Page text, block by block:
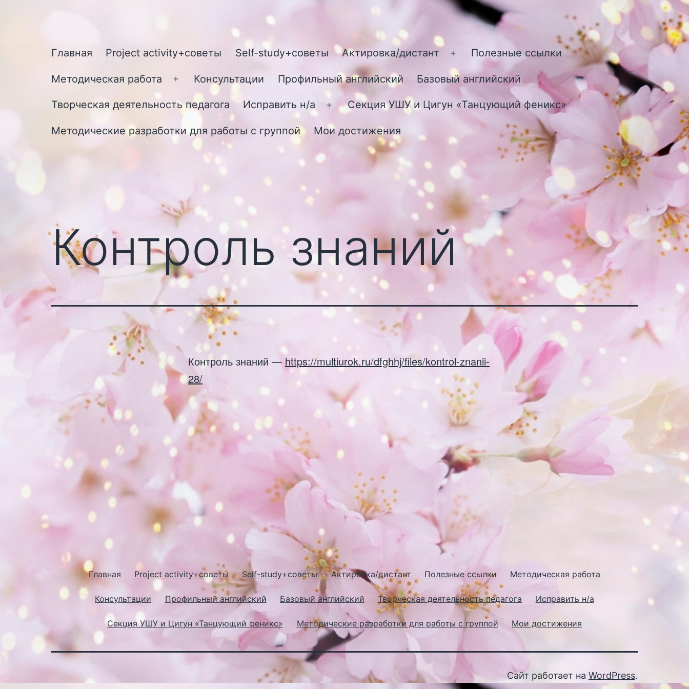
Главная Project activity+советы Self-study+советы Актировка/дистант
Открыть
меню
Полезные ссылки
Методическая работа
Открыть
меню
Консультации Профильный английский Базовый английский
Творческая деятельность педагога Исправить н/а
Открыть
меню
Секция УШУ и Цигун «Танцующий феникс»
Методические разработки для работы с группой Мои достижения
Контроль знаний
Контроль знаний — https://multiurok.ru/dfghhj/files/kontrol-znanii-
28/
Главная Project activity+советы Self-study+советы Актировка/дистант Полезные ссылки Методическая работа
Консультации Профильный английский Базовый английский Творческая деятельность педагога Исправить н/а
Секция УШУ и Цигун «Танцующий феникс» Методические разработки для работы с группой Мои достижения
Сайт работает на WordPress.